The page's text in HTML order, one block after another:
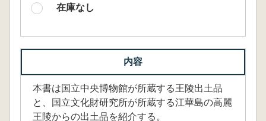
在庫なし
内容
本書は国立中央博物館が所蔵する王陵出土品
と、国立文化財研究所が所蔵する江華島の高麗
王陵からの出土品を紹介する。